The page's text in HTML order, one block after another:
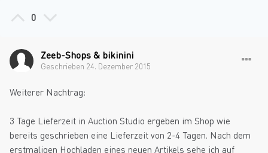
0
Zeeb-Shops & bikinini
Geschrieben 24. Dezember 2015
Weiterer Nachtrag:
3 Tage Lieferzeit in Auction Studio ergeben im Shop wie
bereits geschrieben eine Lieferzeit von 2-4 Tagen. Nach dem
erstmaligen Hochladen eines neuen Artikels sehe ich auf